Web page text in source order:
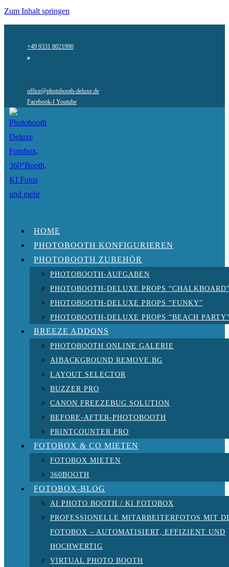
Zum Inhalt springen
+49 9331 8021990
office@photobooth-deluxe.de
Facebook-f Youtube
HOME
PHOTOBOOTH KONFIGURIEREN
PHOTOBOOTH ZUBEHÖR
PHOTOBOOTH-AUFGABEN
PHOTOBOOTH-DELUXE PROPS
PHOTOBOOTH-DELUXE PROPS “FUNKY”
PHOTOBOOTH-DELUXE PROPS “BEACH
BREEZE ADDONS
PHOTOBOOTH ONLINE GALERIE
AIBACKGROUND REMOVE.BG
LAYOUT SELECTOR
BUZZER PRO
CANON FREEZEBUG SOLUTION
BEFORE-AFTER-PHOTOBOOTH
PRINTCOUNTER PRO
FOTOBOX & CO MIETEN
FOTOBOX MIETEN
360BOOTH
FOTOBOX-BLOG
AI PHOTO BOOTH / KI FOTOBOX
PROFESSIONELLE MITARBEITERFOTOS MIT
FOTOBOX – AUTOMATISIERT, EFFIZIENT UND
HOCHWERTIG
VIRTUAL PHOTO BOOTH